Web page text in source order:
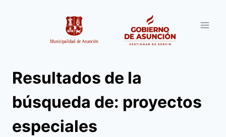
Resultados de la
búsqueda de: proyectos
especiales